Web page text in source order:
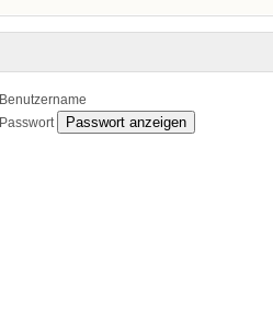
Benutzername
Passwort
Passwort anzeigen